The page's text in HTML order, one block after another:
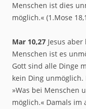
Menschen ist dies
möglich.« (1.Mose
Mar 10,27 Jesus
Menschen ist es
Gott sind alle Dinge
kein Ding unmöglich.
»Was bei Menschen
möglich.« Damals im